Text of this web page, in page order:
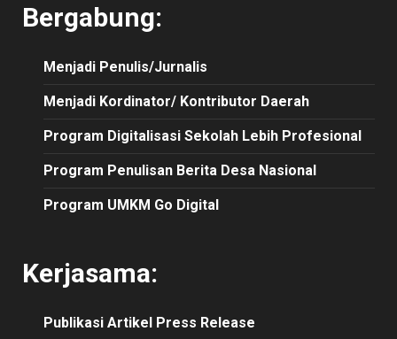
Bergabung:
Menjadi Penulis/Jurnalis
Menjadi Kordinator/ Kontributor Daerah
Program Digitalisasi Sekolah Lebih Profesional
Program Penulisan Berita Desa Nasional
Program UMKM Go Digital
Kerjasama:
Publikasi Artikel Press Release